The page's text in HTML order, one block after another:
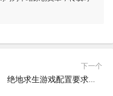
下一个
绝地求生游戏配置要求详解-玩绝地求生需要什么配置